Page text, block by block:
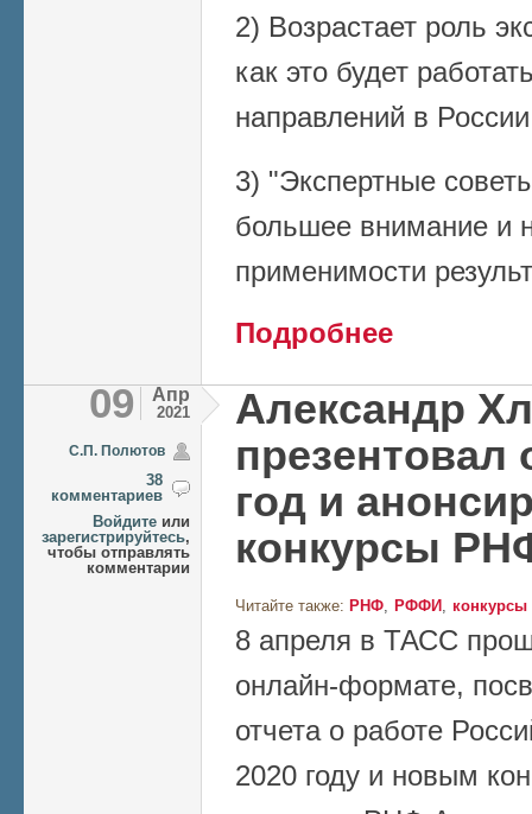
2) Возрастает роль
как это будет
направлений в
3) "Экспертные
большее внимание и
применимости
Подробнее
09 Апр
2021
C.П. Полютов
38
комментариев
Войдите или
зарегистрируйтесь,
чтобы отправлять
комментарии
Александр
презентовал
год и
конкурсы
Читайте также: РНФ РФФИ конкурсы
8 апреля в ТАСС
онлайн-формате,
отчета о работе
2020 году и новым